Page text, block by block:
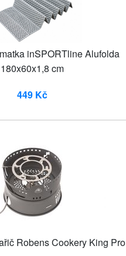
inSPORTline Alufolda
180x60x1,8 cm
449 Kč
Robens Cookery King Pro